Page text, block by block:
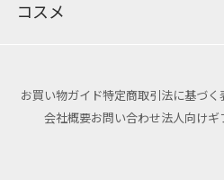
コスメ
お買い物ガイド特定商取引法に基づく
会社概要お問い合わせ法人向け